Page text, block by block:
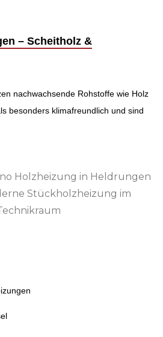
– Scheitholz &
nachwachsende Rohstoffe wie Holz
besonders klimafreundlich und sind